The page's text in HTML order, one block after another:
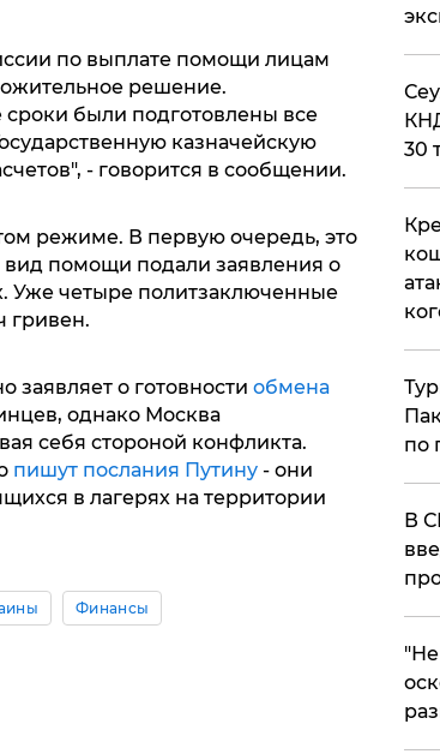
по выплате помощи лицам
решение.
были подготовлены все
казначейскую
- говорится в сообщении.
режиме. В первую очередь, это
вид помощи подали заявления о
Уже четыре политзаключенные
гривен.
заявляет о готовности обмена
однако Москва
себя стороной конфликта.
пишут послания Путину- они
в лагерях на территории
Финансы
30
по
В